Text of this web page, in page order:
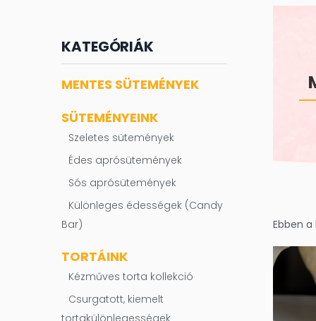
KATEGÓRIÁK
MENTES SÜTEMÉNYEK
SÜTEMÉNYEINK
Szeletes sütemények
Édes aprósütemények
Sós aprósütemények
Különleges édességek (Candy
Bar)
TORTÁINK
Kézműves torta kollekció
Csurgatott, kiemelt
tortakülönlegességek
Ebben